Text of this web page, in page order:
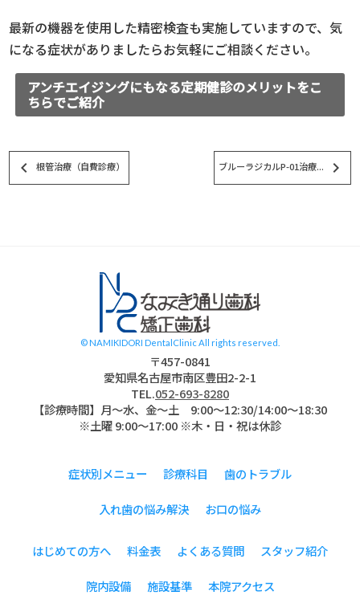
最新の機器を使用した精密検査も実施していますので、気
になる症状がありましたらお気軽にご相談ください。
アンチエイジングにもなる定期健診のメリットをこ
ちらでご紹介
keyboard_arrow_left 根管治療（自費診療） ブルーラジカルP-01治療... keyboard_arrow_right
© NAMIKIDORI DentalClinic All rights reserved.
〒457-0841
愛知県名古屋市南区豊田2-2-1
TEL.052-693-8280
【診療時間】月〜水、金～土 9:00〜12:30/14:00～18:30
※土曜 9:00～17:00 ※木・日・祝は休診
症状別メニュー 診療科目 歯のトラブル
入れ歯の悩み解決 お口の悩み
はじめての方へ 料金表 よくある質問 スタッフ紹介
院内設備 施設基準 本院アクセス